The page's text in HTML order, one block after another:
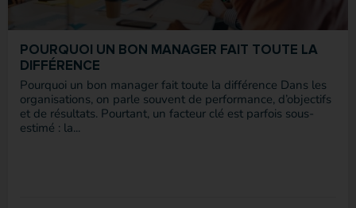
POURQUOI UN BON MANAGER FAIT TOUTE LA
DIFFÉRENCE
Pourquoi un bon manager fait toute la différence Dans les
organisations, on parle souvent de performance, d’objectifs
et de résultats. Pourtant, un facteur clé est parfois sous-
estimé : la...